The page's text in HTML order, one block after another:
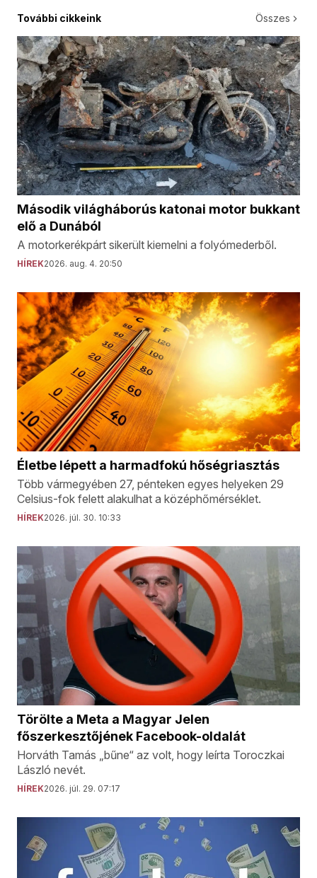
További cikkeink Összes
Második világháborús katonai motor bukkant
elő a Dunából
A motorkerékpárt sikerült kiemelni a folyómederből.
HÍREK2026. aug. 4. 20:50
Életbe lépett a harmadfokú hőségriasztás
Több vármegyében 27, pénteken egyes helyeken 29
Celsius-fok felett alakulhat a középhőmérséklet.
HÍREK2026. júl. 30. 10:33
Törölte a Meta a Magyar Jelen
főszerkesztőjének Facebook-oldalát
Horváth Tamás „bűne“ az volt, hogy leírta Toroczkai
László nevét.
HÍREK2026. júl. 29. 07:17